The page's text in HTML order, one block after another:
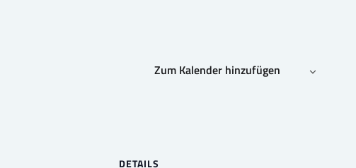
Zum Kalender hinzufügen
DETAILS